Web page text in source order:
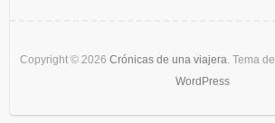
Copyright © 2026 Crónicas de una viajera . Tema de
WordPress